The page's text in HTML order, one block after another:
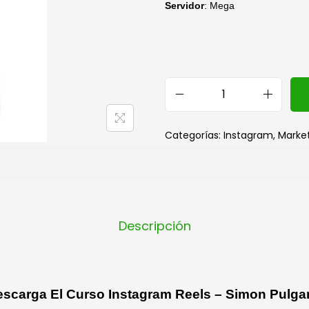
Servidor: Mega
Categorías: Instagram,
Descripción
El Curso Instagram Reels – Simon